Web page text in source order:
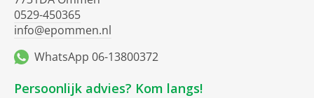
0529-450365
info@epommen.nl
WhatsApp 06-13800372
Persoonlijk advies? Kom langs!